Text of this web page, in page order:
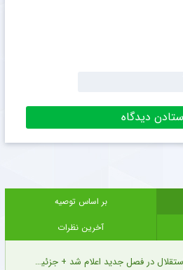
بر اساس توصیه
آخرین نظرات
در فصل جدید اعلام شد + جزئیات